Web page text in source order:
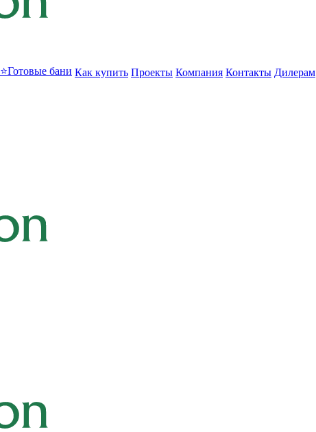
⭐Готовые бани Как купить Проекты Компания Контакты Дилерам